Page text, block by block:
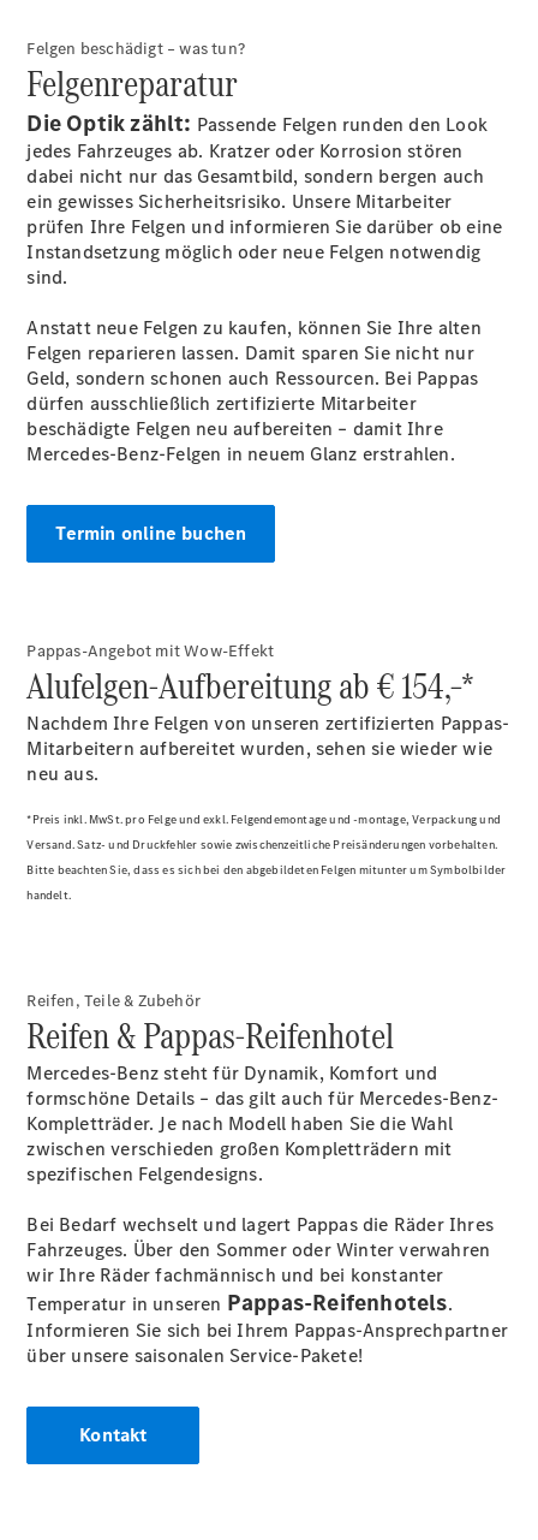
Felgen beschädigt – was tun?
Felgenreparatur
Die Optik zählt: Passende Felgen runden den Look
jedes Fahrzeuges ab. Kratzer oder Korrosion stören
dabei nicht nur das Gesamtbild, sondern bergen auch
ein gewisses Sicherheitsrisiko. Unsere Mitarbeiter
prüfen Ihre Felgen und informieren Sie darüber ob eine
Instandsetzung möglich oder neue Felgen notwendig
sind.
Anstatt neue Felgen zu kaufen, können Sie Ihre alten
Felgen reparieren lassen. Damit sparen Sie nicht nur
Geld, sondern schonen auch Ressourcen. Bei Pappas
dürfen ausschließlich zertifizierte Mitarbeiter
beschädigte Felgen neu aufbereiten – damit Ihre
Mercedes-Benz-Felgen in neuem Glanz erstrahlen.
Termin online buchen
Pappas-Angebot mit Wow-Effekt
Alufelgen-Aufbereitung ab € 154,–*
Nachdem Ihre Felgen von unseren zertifizierten Pappas-
Mitarbeitern aufbereitet wurden, sehen sie wieder wie
neu aus.
*Preis inkl. MwSt. pro Felge und exkl. Felgendemontage und -montage, Verpackung und
Versand. Satz- und Druckfehler sowie zwischenzeitliche Preisänderungen vorbehalten.
Bitte beachten Sie, dass es sich bei den abgebildeten Felgen mitunter um Symbolbilder
handelt.
Reifen, Teile & Zubehör
Reifen & Pappas-Reifenhotel
Mercedes-Benz steht für Dynamik, Komfort und
formschöne Details – das gilt auch für Mercedes-Benz-
Kompletträder. Je nach Modell haben Sie die Wahl
zwischen verschieden großen Kompletträdern mit
spezifischen Felgendesigns.
Bei Bedarf wechselt und lagert Pappas die Räder Ihres
Fahrzeuges. Über den Sommer oder Winter verwahren
wir Ihre Räder fachmännisch und bei konstanter
Temperatur in unseren Pappas-Reifenhotels.
Informieren Sie sich bei Ihrem Pappas-Ansprechpartner
über unsere saisonalen Service-Pakete!
Kontakt